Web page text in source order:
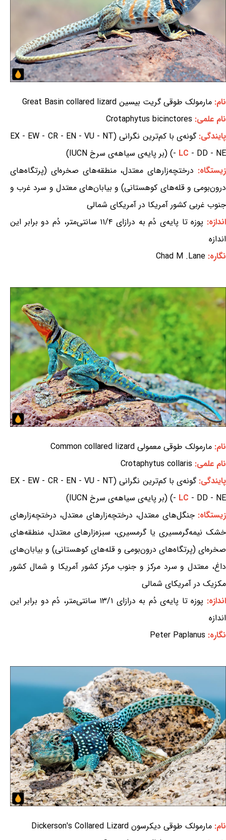
نام: مارمولک طوقی گریت بیسین Great Basin collared lizard
نام علمی: Crotaphytus bicinctores
پایندگی:
گونه‌ی با کم‌ترین نگرانی (EX - EW - CR - EN - VU - NT
- LC - DD - NE) (بر پایه‌ی سیاهه‌ی سرخ IUCN)
زیستگاه: درختچه‌زارهای معتدل، منطقه‌های صخره‌ای (پرتگاه‌های
درون‌بومی و قله‌های کوهستانی) و بیابان‌های معتدل و سرد غرب و
جنوب غربی کشور آمریکا در آمریکای شمالی
اندازه:
پوزه تا پایه‌ی دُم به درازای ۱۱/۴ سانتی‌متر، دُم دو برابر این
اندازه
نگاره: Chad M .Lane
نام: مارمولک طوقی معمولی Common collared lizard
نام علمی: Crotaphytus collaris
پایندگی:
گونه‌ی با کم‌ترین نگرانی (EX - EW - CR - EN - VU - NT
- LC - DD - NE) (بر پایه‌ی سیاهه‌ی سرخ IUCN)
زیستگاه:جنگل‌های معتدل، درختچه‌زارهای معتدل، درختچه‌زارهای
خشک نیمه‌گرمسیری یا گرمسیری، سبزه‌زارهای معتدل، منطقه‌های
صخره‌ای (پرتگاه‌های درون‌بومی و قله‌های کوهستانی) و بیابان‌های
داغ، معتدل و سرد مرکز و جنوب مرکز کشور آمریکا و شمال کشور
مکزیک در آمریکای شمالی
اندازه:
پوزه تا پایه‌ی دُم به درازای ۱۳/۱ سانتی‌متر، دُم دو برابر این
اندازه
نگاره: Peter Paplanus
نام: مارمولک طوقی دیکرسون Dickerson's Collared Lizard